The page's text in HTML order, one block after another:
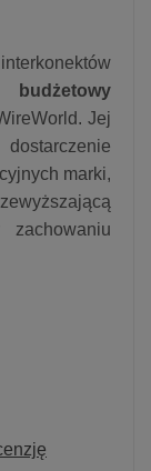
budżetowy
Jej
marki,
zachowaniu